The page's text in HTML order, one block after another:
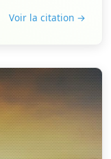
Voir la citation →